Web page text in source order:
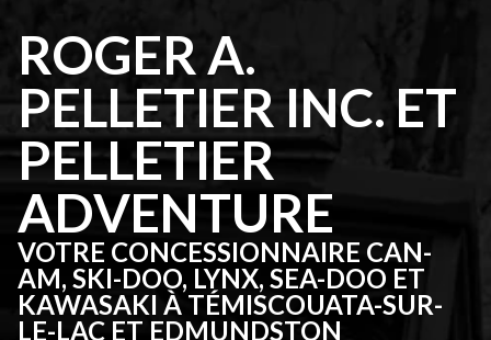
ROGER A.
PELLETIER INC. ET
PELLETIER
ADVENTURE
VOTRE CONCESSIONNAIRE CAN-
AM, SKI-DOO, LYNX, SEA-DOO ET
KAWASAKI À TÉMISCOUATA-SUR-
LE-LAC ET EDMUNDSTON